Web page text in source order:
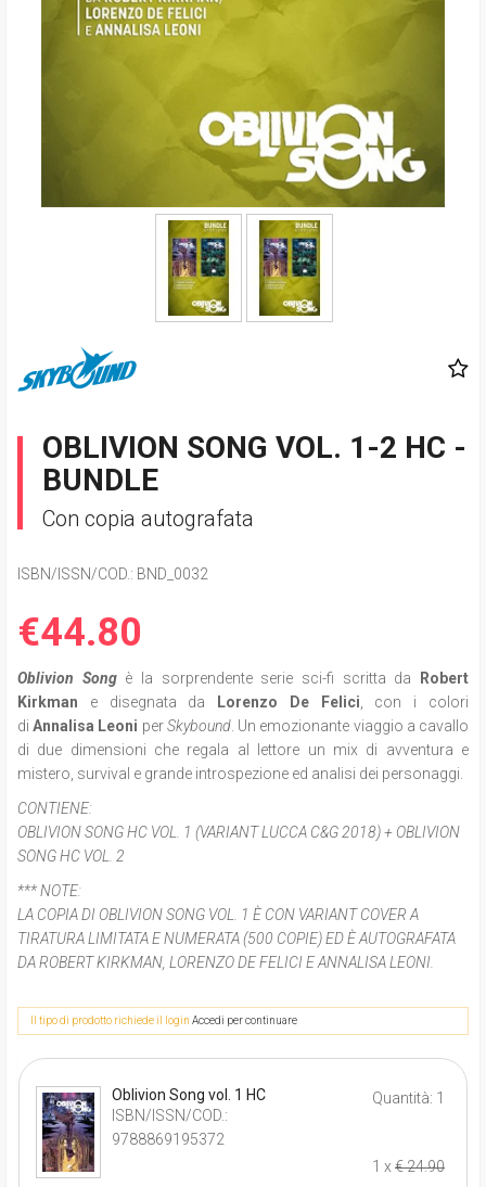
OBLIVION SONG VOL. 1-2 HC -
BUNDLE
Con copia autografata
ISBN/ISSN/COD.: BND_0032
€44.80
Oblivion Songè la sorprendente serie sci-fi scritta da
Robert
Kirkman e disegnata da Lorenzo De Felici
con i colori
diAnnalisa Leoni perSkybound. Un emozionante viaggio a cavallo
di due dimensioni che regala al lettore un mix di avventura e
mistero, survival e grande introspezione ed analisi dei personaggi.
CONTIENE:
OBLIVION SONG HC VOL. 1 (VARIANT LUCCA C&G 2018) + OBLIVION
SONG HC VOL. 2
*** NOTE:
LA COPIA DI OBLIVION SONG VOL. 1 È CON VARIANT COVER A
TIRATURA LIMITATA E NUMERATA (500 COPIE) ED È AUTOGRAFATA
DA ROBERT KIRKMAN, LORENZO DE FELICI E ANNALISA LEONI.
Il tipo di prodotto richiede il login Accedi per continuare
Oblivion Song vol. 1 HC
ISBN/ISSN/COD.:
9788869195372
Quantità: 1
1 x € 24.90